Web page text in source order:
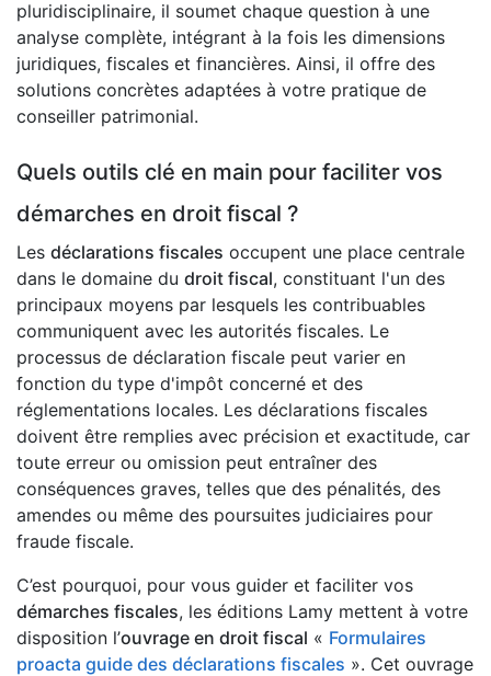
pluridisciplinaire, il soumet chaque question à une
analyse complète, intégrant à la fois les dimensions
juridiques, fiscales et financières. Ainsi, il offre des
solutions concrètes adaptées à votre pratique de
conseiller patrimonial.
Quels outils clé en main pour faciliter vos
démarches en droit fiscal ?
Les déclarations fiscales occupent une place centrale
dans le domaine du droit fiscal, constituant l'un des
principaux moyens par lesquels les contribuables
communiquent avec les autorités fiscales. Le
processus de déclaration fiscale peut varier en
fonction du type d'impôt concerné et des
réglementations locales. Les déclarations fiscales
doivent être remplies avec précision et exactitude, car
toute erreur ou omission peut entraîner des
conséquences graves, telles que des pénalités, des
amendes ou même des poursuites judiciaires pour
fraude fiscale.
C’est pourquoi, pour vous guider et faciliter vos
démarches fiscales, les éditions Lamy mettent à votre
disposition l’ouvrage en droit fiscal « Formulaires
proacta guide des déclarations fiscales ». Cet ouvrage